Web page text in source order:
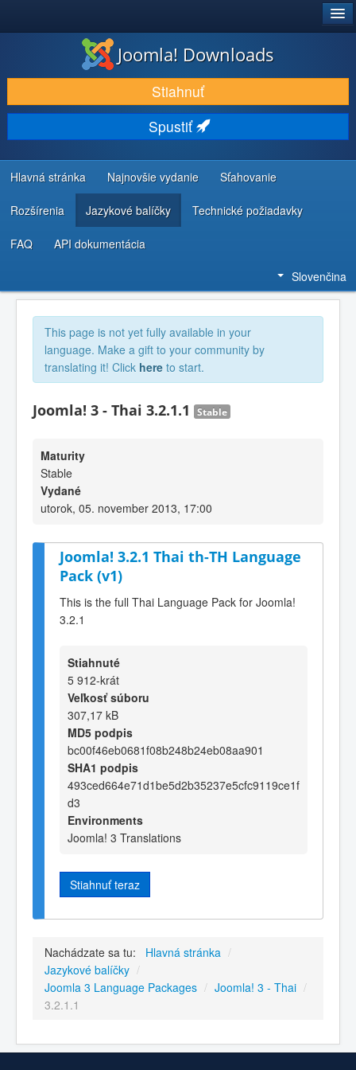
STIAHNUŤ & ROZŠÍRIŤ
OBJAVUJTE & UČTE SA
KOMUNITA & PODPORA
ZDROJE INFORMÁCIÍ PRE VÝVOJÁROV
Joomla! Downloads
Stiahnuť
Spustiť
Hlavná stránka Najnovšie vydanie Sťahovanie
Rozšírenia Jazykové balíčky Technické požiadavky
FAQ API dokumentácia
Slovenčina
This page is not yet fully available in your
language. Make a gift to your community by
translating it! Click here to start.
Joomla! 3 - Thai 3.2.1.1 Stable
Maturity
Stable
Vydané
utorok, 05. november 2013, 17:00
Joomla! 3.2.1 Thai th-TH Language
Pack (v1)
This is the full Thai Language Pack for Joomla!
3.2.1
Stiahnuté
5 912-krát
Veľkosť súboru
307,17 kB
MD5 podpis
bc00f46eb0681f08b248b24eb08aa901
SHA1 podpis
493ced664e71d1be5d2b35237e5cfc9119ce1f
d3
Environments
Joomla! 3 Translations
Stiahnuť teraz
Nachádzate sa tu: Hlavná stránka /
Jazykové balíčky /
Joomla 3 Language Packages / Joomla! 3 - Thai /
3.2.1.1